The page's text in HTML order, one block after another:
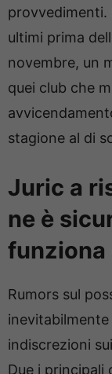
provvedimenti.
ultimi prima
novembre, un
quei club che
stagione al di
Juric a
ne è
funziona
Rumors sul
indiscrezioni
Due i principali